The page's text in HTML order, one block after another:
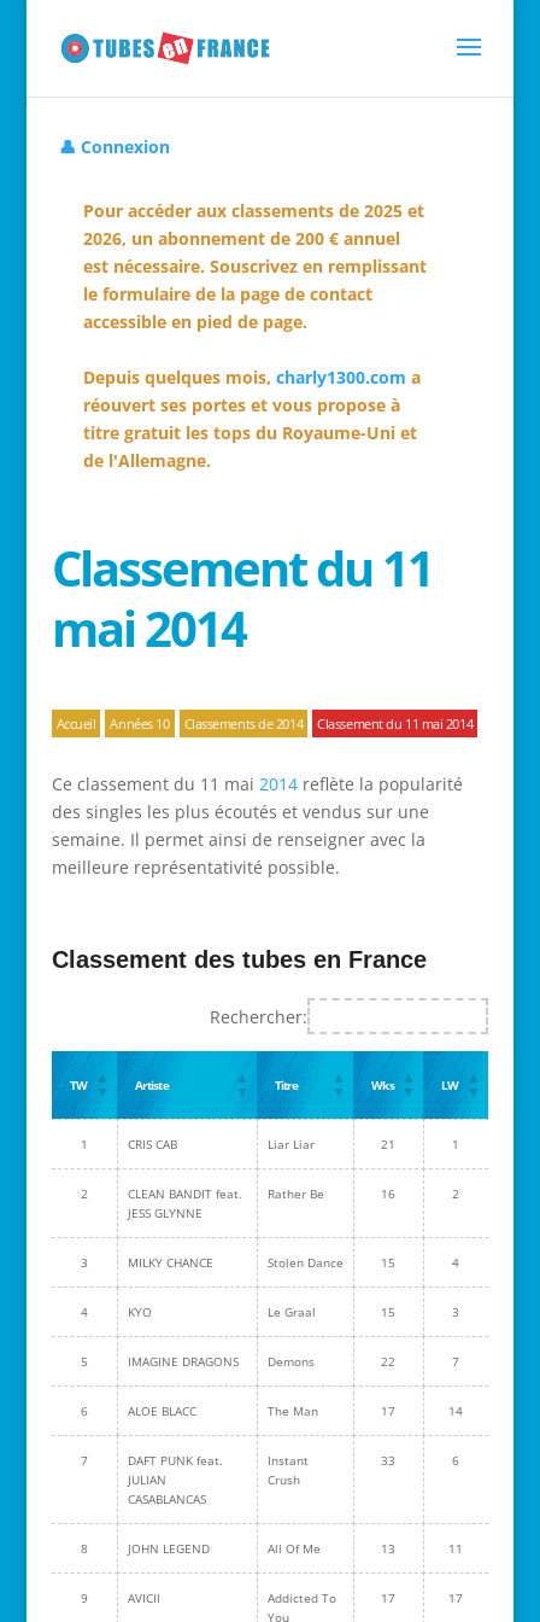
👤 Connexion
Pour accéder aux classements de 2025 et
2026, un abonnement de 200 € annuel
est nécessaire. Souscrivez en remplissant
le formulaire de la page de contact
accessible en pied de page.
Depuis quelques mois, charly1300.com a
réouvert ses portes et vous propose à
titre gratuit les tops du Royaume-Uni et
de l'Allemagne.
Classement du 11
mai 2014
Accueil Années 10 Classements de 2014 Classement du 11 mai 2014
Ce classement du 11 mai 2014reflète la popularité
des singles les plus écoutés et vendus sur une
semaine. Il permet ainsi de renseigner avec la
meilleure représentativité possible.
Classement des tubes en France
Rechercher:
TW Artiste Titre Wks LW
1 CRIS CAB Liar Liar 21 1
2
CLEAN BANDIT feat.
JESS GLYNNE
Rather Be 16 2
3 MILKY CHANCE Stolen Dance 15 4
4 KYO Le Graal 15 3
5 IMAGINE DRAGONS Demons 22 7
6 ALOE BLACC The Man 17 14
7
DAFT PUNK feat.
JULIAN
CASABLANCAS
Instant
Crush
33 6
8 JOHN LEGEND All Of Me 13 11
9 AVICII
Addicted To
You
17 17